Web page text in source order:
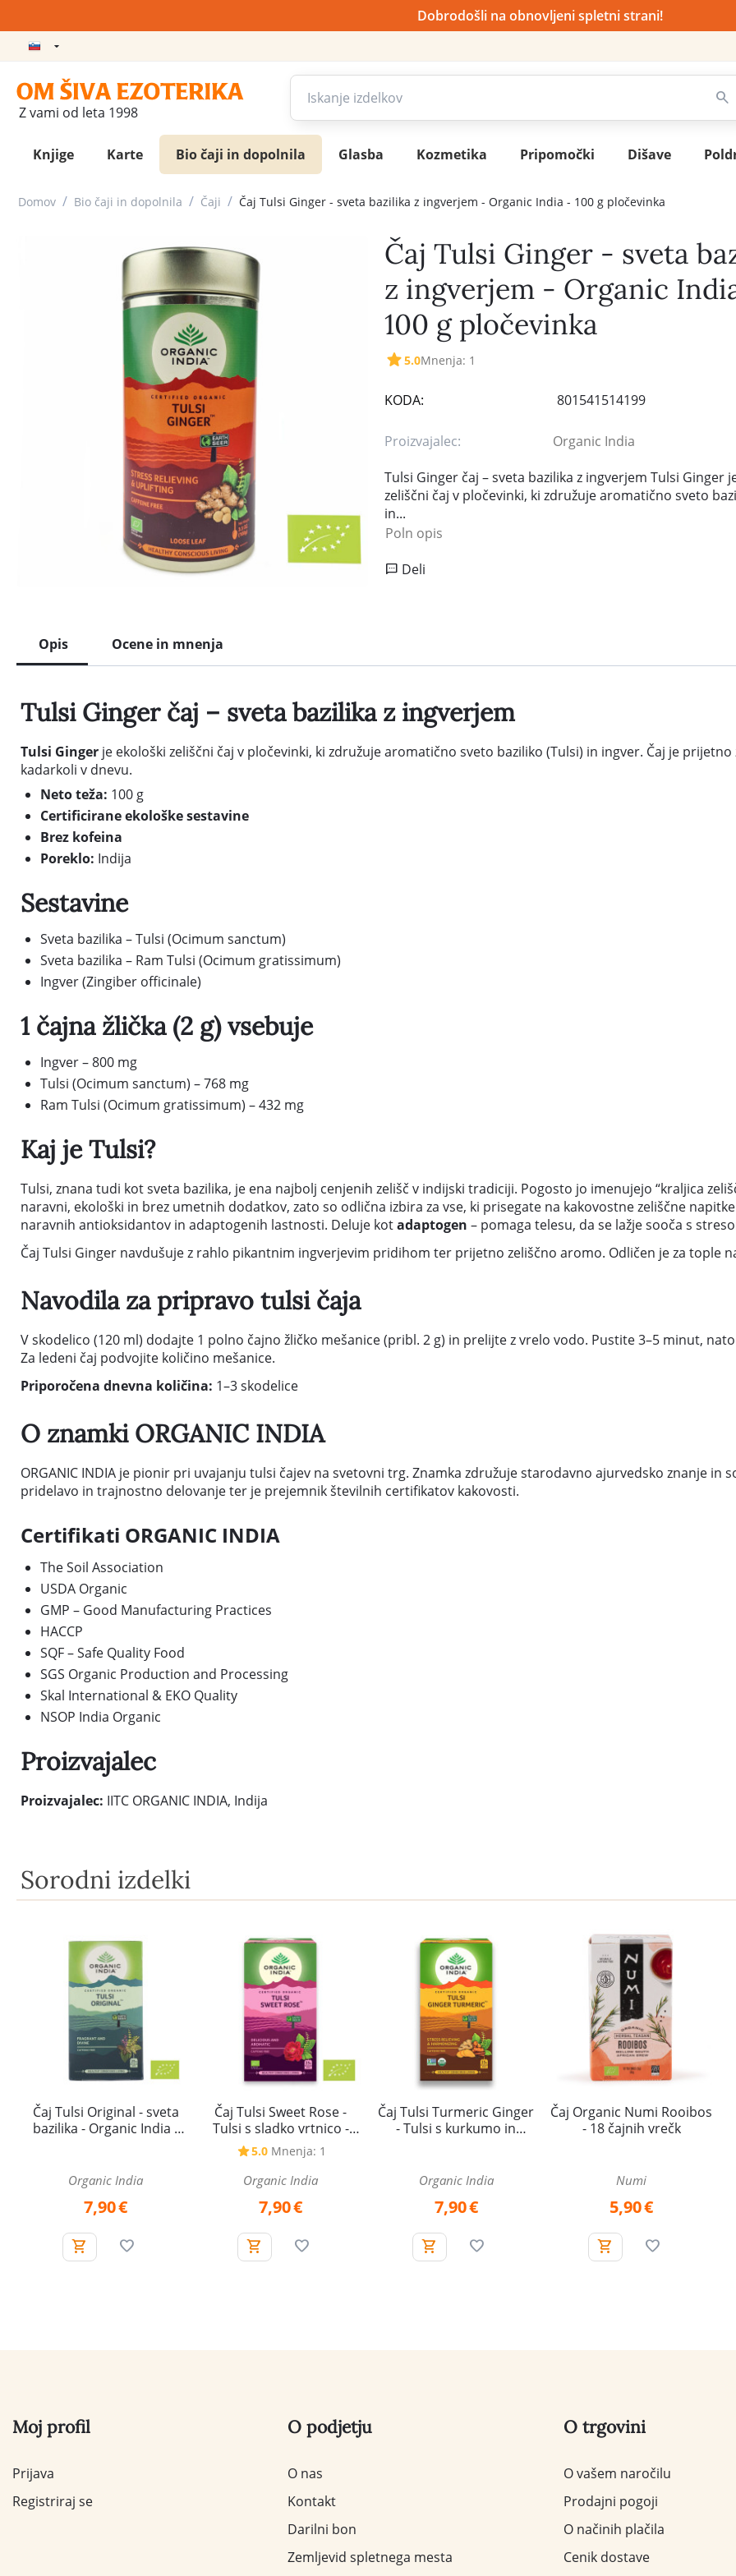
Dobrodošli na obnovljeni spletni strani!
Z vami od leta 1998
Knjige Karte Bio čaji in dopolnila Glasba Kozmetika Pripomočki Dišave
Domov / Bio čaji in dopolnila / Čaji / Čaj Tulsi Ginger - sveta bazilika z ingverjem - Organic India - 100 g pločevinka
Čaj Tulsi Ginger - sveta
z ingverjem - Organic
100 g pločevinka
5.0Mnenja: 1
KODA: 801541514199
Proizvajalec:
Organic India
Tulsi Ginger čaj – sveta bazilika z ingverjem Tulsi Ginger
zeliščni čaj v pločevinki, ki združuje aromatično sveto
in...
Poln opis
Deli
Opis Ocene in mnenja
Tulsi Ginger čaj – sveta bazilika z ingverjem
Tulsi Ginger je ekološki zeliščni čaj v pločevinki, ki združuje aromatično sveto baziliko (Tulsi) in ingver. Čaj je
kadarkoli v dnevu.
Neto teža: 100 g
Certificirane ekološke sestavine
Brez kofeina
Poreklo: Indija
Sestavine
Sveta bazilika – Tulsi (Ocimum sanctum)
Sveta bazilika – Ram Tulsi (Ocimum gratissimum)
Ingver (Zingiber officinale)
1 čajna žlička (2 g) vsebuje
Ingver – 800 mg
Tulsi (Ocimum sanctum) – 768 mg
Ram Tulsi (Ocimum gratissimum) – 432 mg
Kaj je Tulsi?
Tulsi, znana tudi kot sveta bazilika, je ena najbolj cenjenih zelišč v indijski tradiciji. Pogosto jo imenujejo “kraljica
naravni, ekološki in brez umetnih dodatkov, zato so odlična izbira za vse, ki prisegate na kakovostne zeliščne
naravnih antioksidantov in adaptogenih lastnosti. Deluje kotadaptogen – pomaga telesu, da se lažje sooča s
Čaj Tulsi Ginger navdušuje z rahlo pikantnim ingverjevim pridihom ter prijetno zeliščno aromo. Odličen je za tople
Navodila za pripravo tulsi čaja
V skodelico (120 ml) dodajte 1 polno čajno žličko mešanice (pribl. 2 g) in prelijte z vrelo vodo. Pustite 3–5 minut,
Za ledeni čaj podvojite količino mešanice.
Priporočena dnevna količina: 1–3 skodelice
O znamki ORGANIC INDIA
ORGANIC INDIA je pionir pri uvajanju tulsi čajev na svetovni trg. Znamka združuje starodavno ajurvedsko znanje
pridelavo in trajnostno delovanje ter je prejemnik številnih certifikatov kakovosti.
Certifikati ORGANIC INDIA
The Soil Association
USDA Organic
GMP – Good Manufacturing Practices
HACCP
SQF – Safe Quality Food
SGS Organic Production and Processing
Skal International & EKO Quality
NSOP India Organic
Proizvajalec
Proizvajalec: IITC ORGANIC INDIA, Indija
Sorodni izdelki
Čaj Tulsi Original - sveta
bazilika - Organic India -
Organic India
7,90€
Čaj Tulsi Sweet Rose -
Tulsi s sladko vrtnico -
Organic India - 25 čajnih
vrečk
5.0 Mnenja: 1
Organic India
7,90€
Čaj Tulsi Turmeric Ginger
- Tulsi s kurkumo in
Organic India
7,90€
Čaj Organic Numi Rooibos
- 18 čajnih vrečk
Numi
5,90€
Moj profil
Prijava
Registriraj se
O podjetju
O nas
Kontakt
Darilni bon
Zemljevid spletnega mesta
O trgovini
O vašem naročilu
Prodajni pogoji
O načinih plačila
Cenik dostave